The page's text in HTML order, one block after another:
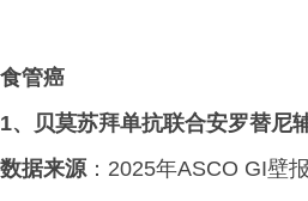
食管癌
1、
贝莫苏拜单抗联合安罗替尼
数据来源：2025年ASCO GI壁